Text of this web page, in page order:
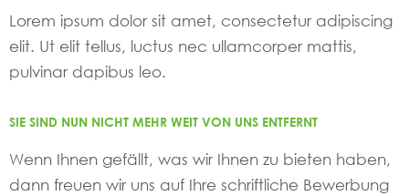
Lorem ipsum dolor sit amet, consectetur adipiscing
elit. Ut elit tellus, luctus nec ullamcorper mattis,
pulvinar dapibus leo.
SIE SIND NUN NICHT MEHR WEIT VON UNS ENTFERNT
Wenn Ihnen gefällt, was wir Ihnen zu bieten haben,
dann freuen wir uns auf Ihre schriftliche Bewerbung